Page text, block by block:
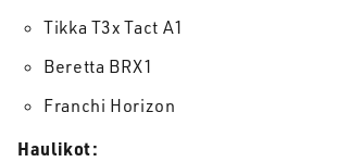
Tikka T3x Tact A1
Beretta BRX1
Franchi Horizon
Haulikot: